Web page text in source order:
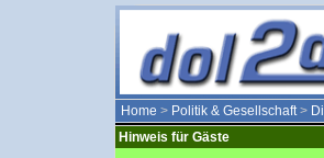
Home > Politik & Gesellschaft>
Hinweis für Gäste